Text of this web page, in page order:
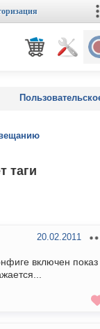
таги
20.02.2011
включен показ